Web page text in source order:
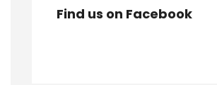
Find us on Facebook